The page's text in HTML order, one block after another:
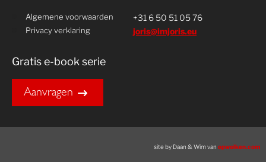
Algemene voorwaarden
Privacy verklaring
+31 6 50 51 05 76
joris@imjoris.eu
Gratis e-book serie
Aanvragen
site by Daan & Wim van opwolken.com